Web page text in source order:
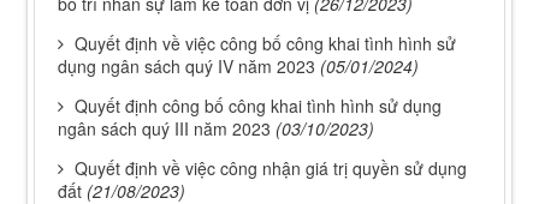
Quyết định về việc công bố công khai tình hình sử
dụng ngân sách quý IV năm 2023 (05/01/2024)
Quyết định công bố công khai tình hình sử dụng
ngân sách quý III năm 2023 (03/10/2023)
Quyết định về việc công nhận giá trị quyền sử dụng
đất (21/08/2023)